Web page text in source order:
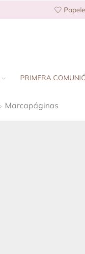
PRIMERA
Marcapáginas